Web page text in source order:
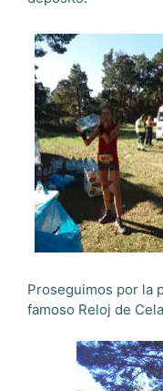
Proseguimos por la
famoso Reloj de